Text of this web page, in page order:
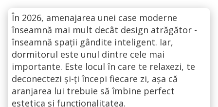
În 2026, amenajarea unei case moderne
înseamnă mai mult decât design atrăgător -
înseamnă spații gândite inteligent. Iar,
dormitorul este unul dintre cele mai
importante. Este locul în care te relaxezi, te
deconectezi și-ți începi fiecare zi, așa că
aranjarea lui trebuie să îmbine perfect
estetica și funcționalitatea.